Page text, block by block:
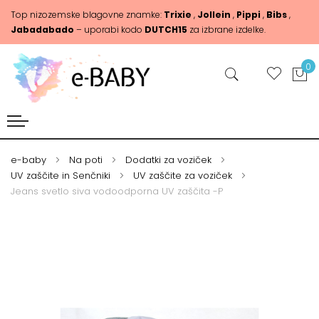
Top nizozemske blagovne znamke: Trixie , Jollein , Pippi, Bibs,
Jabadabado – uporabi kodo DUTCH15 za izbrane izdelke.
0
e-baby Na poti
Dodatki za voziček
UV zaščite in Senčniki
UV zaščite za voziček
Jeans svetlo siva vodoodporna UV zaščita -P